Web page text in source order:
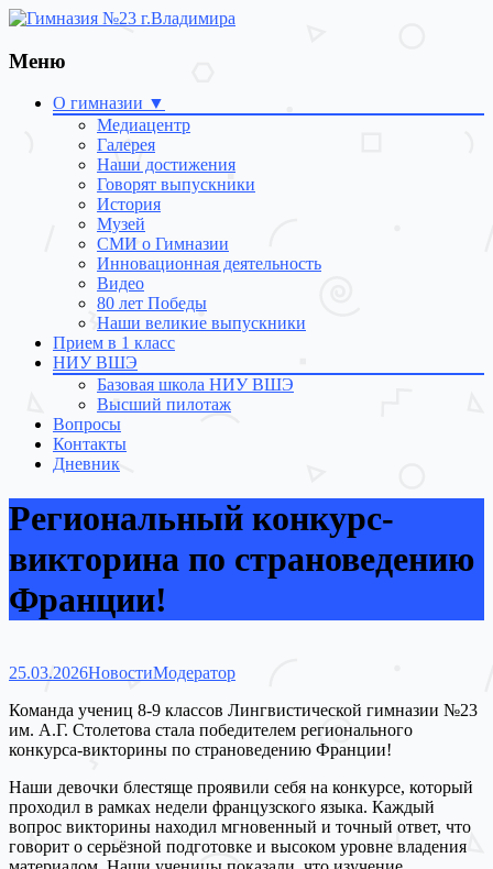
Меню
Skip
О гимназии ▼
Медиацентр
Галерея
Наши достижения
Говорят выпускники
История
Музей
СМИ о Гимназии
Инновационная деятельность
Видео
80 лет Победы
Наши великие выпускники
Прием в 1 класс
НИУ ВШЭ
Базовая школа НИУ ВШЭ
Высший пилотаж
Вопросы
Контакты
Дневник
Региональный конкурс-
викторина по страноведению
Франции!
25.03.2026НовостиМодератор
Команда учениц 8-9 классов Лингвистической гимназии №23
им. А.Г. Столетова стала победителем регионального
конкурса-викторины по страноведению Франции!
Наши девочки блестяще проявили себя на конкурсе, который
проходил в рамках недели французского языка. Каждый
вопрос викторины находил мгновенный и точный ответ, что
говорит о серьёзной подготовке и высоком уровне владения